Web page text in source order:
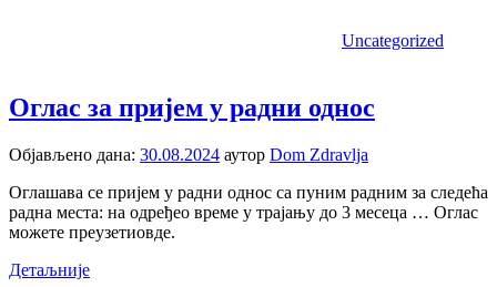
Uncategorized
Оглас за пријем у радни однос
Објављено дана: 30.08.2024 аутор Dom Zdravlja
Оглашава се пријем у радни однос са пуним радним за следећа
радна места: на одређео време у трајању до 3 месеца … Оглас
можете преузетиовде.
Детаљније